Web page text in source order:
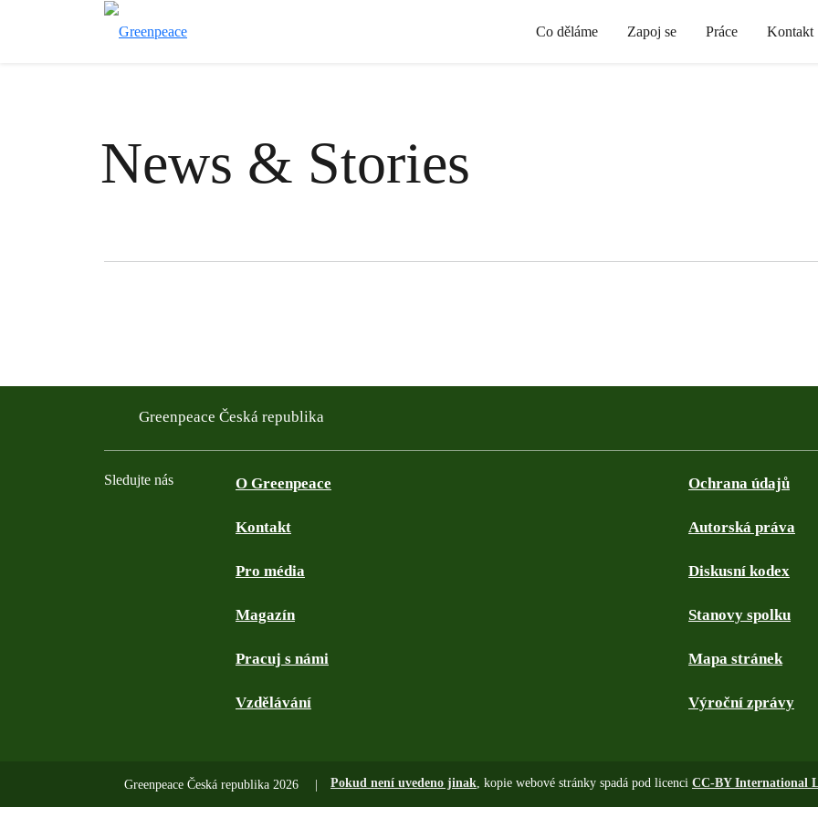
Co děláme Zapoj se Práce Kontakt
News & Stories
Filtered results
Greenpeace Česká republika
Sledujte nás O Greenpeace
Kontakt
Pro média
Magazín
Pracuj s námi
Vzdělávání
Ochrana údajů
Autorská práva
Diskusní kodex
Stanovy spolku
Mapa stránek
Výroční zprávy
Greenpeace Česká republika 2026 Pokud není uvedeno jinak, kopie webové stránky spadá pod licenci CC-BY International